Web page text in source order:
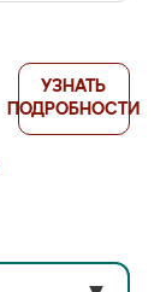
УЗНАТЬ
ПОДРОБНОСТИ